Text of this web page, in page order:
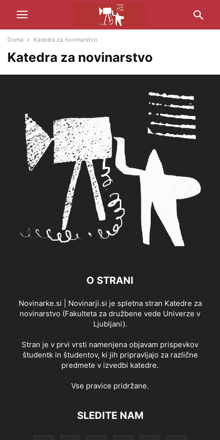
Doma Katedra za novinarstvo
Katedra za novinarstvo
O STRANI
Novinarke.si | Novinarji.si je spletna stran Katedre za
novinarstvo (Fakulteta za družbene vede Univerze v
Ljubljani).
Stran je v prvi vrsti namenjena objavam prispevkov
študentk in študentov, ki jih pripravljajo za različne
predmete v izvedbi katedre.
Vse pravice pridržane.
SLEDITE NAM